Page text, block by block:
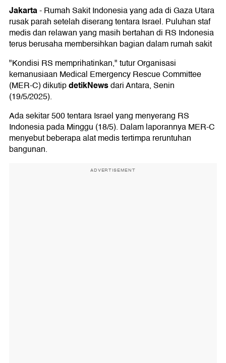
Jakarta-Rumah Sakit Indonesia yang ada di Gaza Utara
rusak parah setelah diserang tentara Israel. Puluhan staf
medis dan relawan yang masih bertahan di RS Indonesia
terus berusaha membersihkan bagian dalam rumah sakit
"Kondisi RS memprihatinkan," tutur Organisasi
kemanusiaan Medical Emergency Rescue Committee
(MER-C) dikutipdetikNewsdari Antara, Senin
(19/5/2025).
Ada sekitar 500 tentara Israel yang menyerang RS
Indonesia pada Minggu (18/5). Dalam laporannya MER-C
menyebut beberapa alat medis tertimpa reruntuhan
bangunan.
ADVERTISEMENT